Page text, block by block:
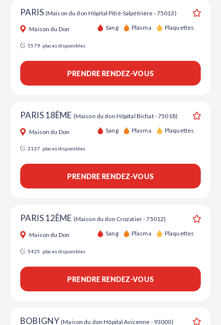
PARIS (Maison du don Hôpital Pitié-Salpétrière - 75013)
Maison du Don Sang Plasma Plaquettes
5579 places disponibles
PRENDRE RENDEZ-VOUS
PARIS 18ÈME (Maison du don Hôpital Bichat - 75018)
Maison du Don Sang Plasma Plaquettes
2127 places disponibles
PRENDRE RENDEZ-VOUS
PARIS 12ÈME (Maison du don Crozatier - 75012)
Maison du Don Sang Plasma Plaquettes
5425 places disponibles
PRENDRE RENDEZ-VOUS
BOBIGNY(Maison du don Hôpital Avicenne - 93000)